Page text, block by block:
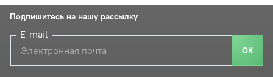
Подпишитесь на нашу рассылку
E-mail
ОК